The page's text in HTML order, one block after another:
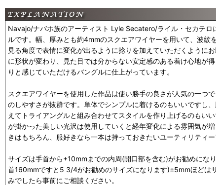
Navajo/ナバホ族のアーティスト Lyle Secatero/ライル・セカテロ
ルです。幅、厚みとも約4mmのスクエアワイヤーを用いて、波紋
見る角度で表情に変化が出るように捻りを加えていただくようにお
に形状が変わり、見た目では分からない安定感のある着け心地が得
りと感じていただけるバングルに仕上がっています。
スクエアワイヤーを使用した作品は使い勝手の良さが人気の一つで
のしやすさが抜群です。単体でシンプルに着けるのもいいですし、
えてトライアングルと組み合わせてスタイルを作り上げるのもいい
が掛かった美しい光沢は使用していくと経年変化による雰囲気が増
きはもちろん、服好きなら一本は持っておきたいユーティリティー
サイズは手首から+10mmまでの内周(開口部を含む)がお勧めになり
首160mmですと5 3/4がお勧めのサイズになります)±5mmほどはサ
みでしたら事前にご相談ください。